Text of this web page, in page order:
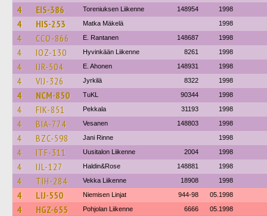
4
EIS-386 Toreniuksen Liikenne 148954 1998
4 HIS-253 Matka Mäkelä 1998
4 CCO-866 E. Rantanen 148687 1998
4 IOZ-130 Hyvinkään Liikenne 8261 1998
4 IJR-504 E. Ahonen 148931 1998
4 VIJ-326 Jyrkilä 8322 1998
4 NCM-850 TuKL 90344 1998
4 FIK-851 Pekkala 31193 1998
4 BIA-774 Vesanen 148803 1998
4 BZC-598 Jani Rinne 1998
4 ITF-311 Uusitalon Liikenne 2004 1998
4 IJL-127 Haldin&Rose 148881 1998
4 TIH-284 Vekka Liikenne 18908 1998
4 LIJ-550 Niemisen Linjat 944-98 05.1998
4 HGZ-655 Pohjolan Liikenne 6666 05.1998